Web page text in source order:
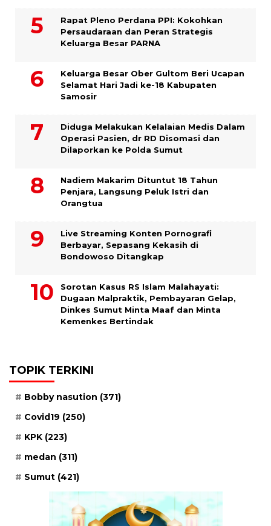
Rapat Pleno Perdana PPI: Kokohkan
Persaudaraan dan Peran Strategis
Keluarga Besar PARNA
Keluarga Besar Ober Gultom Beri Ucapan
Selamat Hari Jadi ke-18 Kabupaten
Samosir
Diduga Melakukan Kelalaian Medis Dalam
Operasi Pasien, dr RD Disomasi dan
Dilaporkan ke Polda Sumut
​Nadiem Makarim Dituntut 18 Tahun
Penjara, Langsung Peluk Istri dan
Orangtua
Live Streaming Konten Pornografi
Berbayar, Sepasang Kekasih di
Bondowoso Ditangkap
Sorotan Kasus RS Islam Malahayati:
Dugaan Malpraktik, Pembayaran Gelap,
Dinkes Sumut Minta Maaf dan Minta
Kemenkes Bertindak
TOPIK TERKINI
Bobby nasution (371)
Covid19 (250)
KPK (223)
medan (311)
Sumut (421)